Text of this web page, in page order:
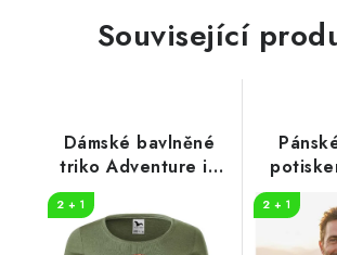
Související
Dámské bavlněné
triko Adventure in
2 + 1
tep
2 + 1